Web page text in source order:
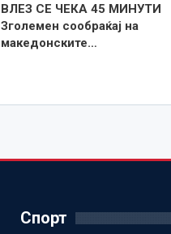
ВЛЕЗ СЕ ЧЕКА 45 МИНУТИ
Зголемен сообраќај на
македонските…
Спорт